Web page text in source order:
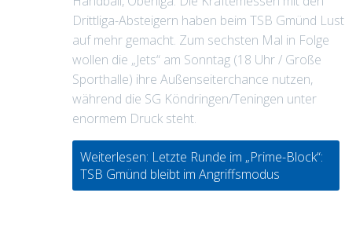
Drittliga-Absteigern haben beim TSB Gmünd Lust
auf mehr gemacht. Zum sechsten Mal in Folge
wollen die „Jets“ am Sonntag (18 Uhr / Große
Sporthalle) ihre Außenseiterchance nutzen,
während die SG Köndringen/Teningen unter
enormem Druck steht.
Weiterlesen: Letzte Runde im „Prime-Block“:
TSB Gmünd bleibt im Angriffsmodus